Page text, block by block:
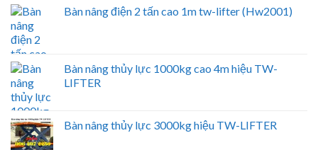
Bàn nâng điện 2 tấn cao 1m tw-lifter (Hw2001)
Bàn nâng thủy lực 1000kg cao 4m hiệu TW-
LIFTER
Bàn nâng thủy lực 3000kg hiệu TW-LIFTER